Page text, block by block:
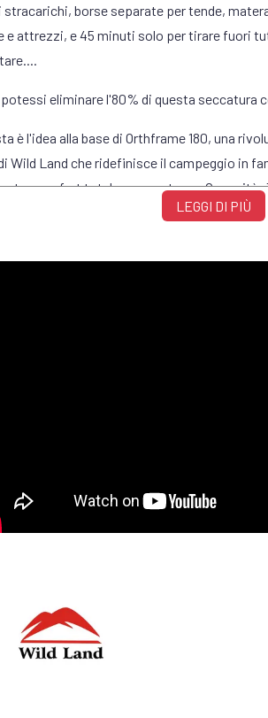
stracarichi, borse separate per tende,
e attrezzi, e 45 minuti solo per tirare fuori
potessi eliminare l'80% di questa seccatura
è l'idea alla base di Orthframe 180, una
Wild Land che ridefinisce il campeggio in
comfort totale e zero stress. Capacità:
106×200×28 cm (41,7×78,7×11 pollici)
aerodinamica con grondaia anteriore alta
in TPU trasparente e vista panoramica
a soffitto e tessuto traspirante
spaziosi per un massimo di 4 persone
LEGGI DI PIÙ